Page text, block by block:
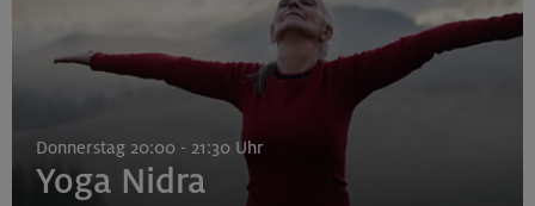
Donnerstag 20:00 - 21:30 Uhr
Yoga Nidra